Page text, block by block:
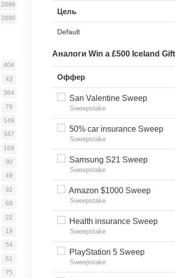
Цель
Default
Аналоги Win a £500 Iceland
Оффер
San Valentine Sweep
Sweepstake
50% car insurance Sweep
Sweepstake
Samsung S21 Sweep
Sweepstake
Amazon $1000 Sweep
Sweepstake
Health insurance Sweep
Sweepstake
PlayStation 5 Sweep
Sweepstake
2099
2890
404
43
364
79
149
347
169
90
49
92
69
22
19
54
61
75